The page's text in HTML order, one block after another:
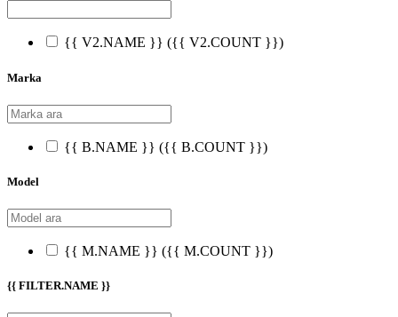
{{ V2.NAME }} ({{ V2.COUNT }})
Marka
{{ B.NAME }} ({{ B.COUNT }})
Model
{{ M.NAME }} ({{ M.COUNT }})
{{ FILTER.NAME }}